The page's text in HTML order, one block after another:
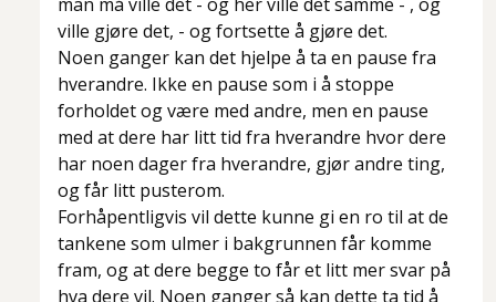
ville gjøre det, - og fortsette å gjøre det.
Noen ganger kan det hjelpe å ta en pause fra
hverandre. Ikke en pause som i å stoppe
forholdet og være med andre, men en pause
med at dere har litt tid fra hverandre hvor dere
har noen dager fra hverandre, gjør andre ting,
og får litt pusterom.
Forhåpentligvis vil dette kunne gi en ro til at de
tankene som ulmer i bakgrunnen får komme
fram, og at dere begge to får et litt mer svar på
hva dere vil. Noen ganger så kan dette ta tid å